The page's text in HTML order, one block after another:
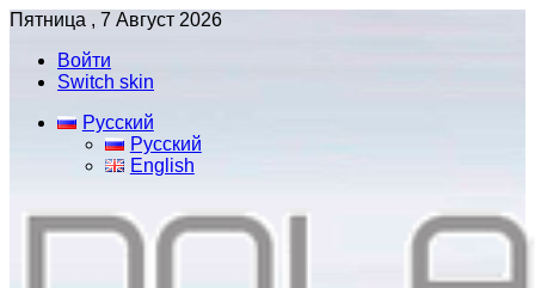
Пятница , 7 Август 2026
Войти
Switch skin
Русский
Русский
English